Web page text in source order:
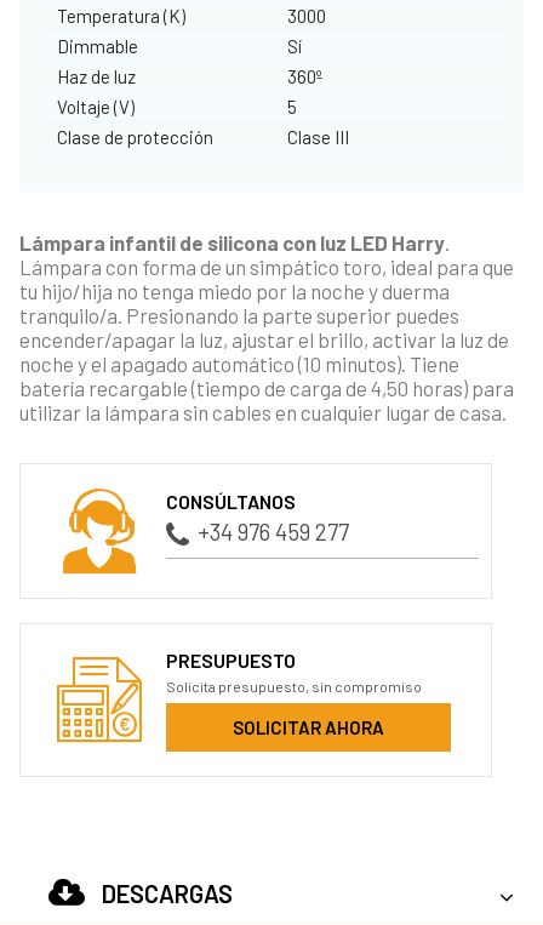
Temperatura (K)
3000
Dimmable
Sí
Haz de luz
360º
Voltaje (V)
5
Clase de protección
Clase III
Lámpara infantil de silicona con luz LED Harry
Lámpara con forma de un simpático toro, ideal para que
tu hijo/hija no tenga miedo por la noche y duerma
tranquilo/a. Presionando la parte superior puedes
encender/apagar la luz, ajustar el brillo, activar la luz de
noche y el apagado automático (10 minutos). Tiene
batería recargable (tiempo de carga de 4,50 horas) para
utilizar la lámpara sin cables en cualquier lugar de casa.
CONSÚLTANOS
+34 976 459 277
PRESUPUESTO
Solicita presupuesto, sin compromiso
SOLICITAR AHORA
DESCARGAS